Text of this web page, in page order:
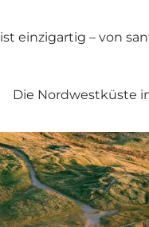
einzigartig – von
Die Nordwestküste
Bucketlist